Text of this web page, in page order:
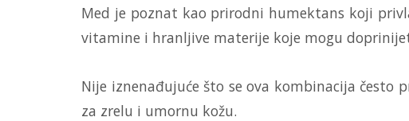
Med je poznat kao prirodni humektans koji
vitamine i hranljive materije koje mogu
Nije iznenađujuće što se ova kombinacija često
za zrelu i umornu kožu.